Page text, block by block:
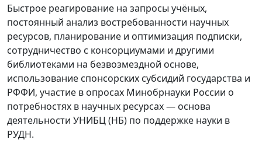
Быстрое реагирование на запросы учёных,
постоянный анализ востребованности научных
ресурсов, планирование и оптимизация подписки,
сотрудничество с консорциумами и другими
библиотеками на безвозмездной основе,
использование спонсорских субсидий государства и
РФФИ, участие в опросах Минобрнауки России о
потребностях в научных ресурсах — основа
деятельности УНИБЦ (НБ) по поддержке науки в
РУДН.